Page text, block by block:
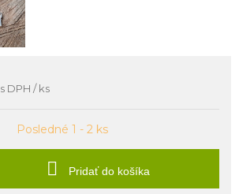
s DPH / ks
Posledné 1 - 2 ks
Pridať do košíka